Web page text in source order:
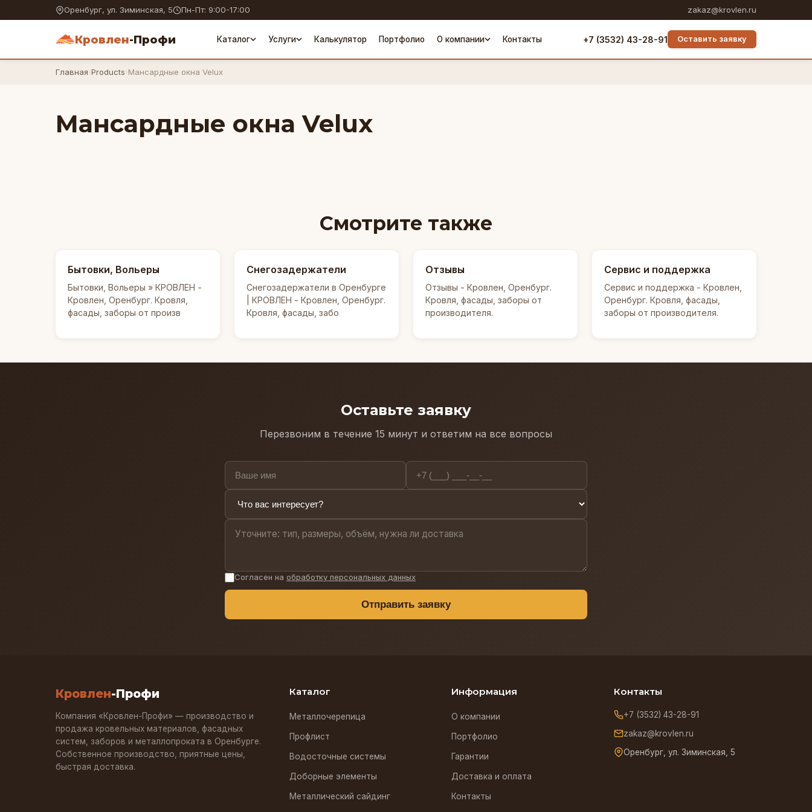
Оренбург, ул. Зиминская, 5 Пн-Пт: 9:00-17:00 zakaz@krovlen.ru
Кровлен-Профи Каталог Услуги Калькулятор Портфолио О компании Контакты +7 (3532) 43-28-91 Оставить заявку
Главная›Products›Мансардные окна Velux
Мансардные окна Velux
Смотрите также
Бытовки, Вольеры
Бытовки, Вольеры » КРОВЛЕН -
Кровлен, Оренбург. Кровля,
фасады, заборы от произв
Снегозадержатели
Снегозадержатели в Оренбурге
| КРОВЛЕН - Кровлен, Оренбург.
Кровля, фасады, забо
Отзывы
Отзывы - Кровлен, Оренбург.
Кровля, фасады, заборы от
производителя.
Сервис и поддержка
Сервис и поддержка - Кровлен,
Оренбург. Кровля, фасады,
заборы от производителя.
Оставьте заявку
Перезвоним в течение 15 минут и ответим на все вопросы
Согласен на обработку персональных данных
Отправить заявку
Кровлен-Профи
Компания «Кровлен-Профи» — производство и
продажа кровельных материалов, фасадных
систем, заборов и металлопроката в Оренбурге.
Собственное производство, приятные цены,
быстрая доставка.
Каталог
Металлочерепица
Профлист
Водосточные системы
Доборные элементы
Металлический сайдинг
Информация
О компании
Портфолио
Гарантии
Доставка и оплата
Контакты
Контакты
+7 (3532) 43-28-91
zakaz@krovlen.ru
Оренбург, ул. Зиминская, 5